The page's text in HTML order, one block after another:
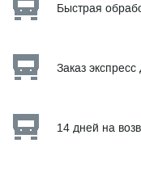
Быстрая
Заказ экспресс
14 дней на